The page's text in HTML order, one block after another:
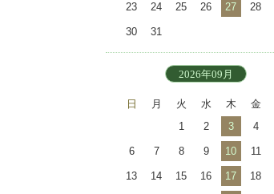
23 24 25 26 27 28
30 31
2026年09月
日 月 火 水 木 金
1
2 3 4
6 7 8 9 10 11
13 14 15 16 17 18